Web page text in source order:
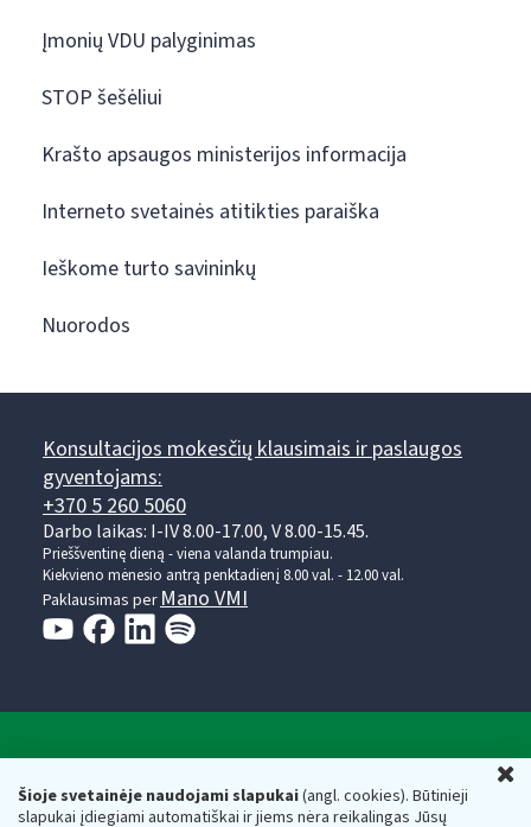
Šioje svetainėje naudojami slapukai(angl. cookies). Būtinieji
slapukai įdiegiami automatiškai ir jiems nėra reikalingas Jūsų
Įmonių VDU palyginimas
STOP šešėliui
Krašto apsaugos ministerijos informacija
Interneto svetainės atitikties paraiška
Ieškome turto savininkų
Nuorodos
Konsultacijos mokesčių klausimais ir paslaugos
gyventojams:
+370 5 260 5060
Darbo laikas: I-IV 8.00-17.00, V 8.00-15.45.
Prieššventinę dieną - viena valanda trumpiau.
Kiekvieno mėnesio antrą penktadienį 8.00 val. - 12.00 val.
Paklausimas per Mano VMI
Respublikos finansų ministerijos